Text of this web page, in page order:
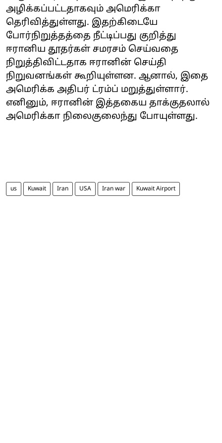
அழிக்கப்பட்டதாகவும் அமெரிக்கா
தெரிவித்துள்ளது. இதற்கிடையே
போர்நிறுத்தத்தை நீட்டிப்பது குறித்து
ஈரானிய தூதர்கள் சமரசம் செய்வதை
நிறுத்திவிட்டதாக ஈரானின் செய்தி
நிறுவனங்கள் கூறியுள்ளன. ஆனால், இதை
அமெரிக்க அதிபர் ட்ரம்ப் மறுத்துள்ளார்.
எனினும், ஈரானின் இத்தகைய தாக்குதலால்
அமெரிக்கா நிலைகுலைந்து போயுள்ளது.
us Kuwait Iran USA Iran war Kuwait Airport